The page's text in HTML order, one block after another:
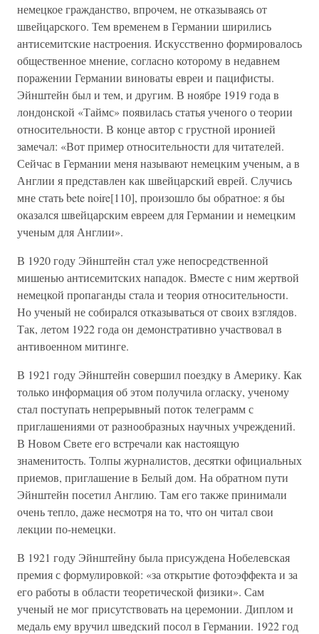
немецкое гражданство, впрочем, не отказываясь от
швейцарского. Тем временем в Германии ширились
антисемитские настроения. Искусственно формировалось
общественное мнение, согласно которому в недавнем
поражении Германии виноваты евреи и пацифисты.
Эйнштейн был и тем, и другим. В ноябре 1919 года в
лондонской «Таймс» появилась статья ученого о теории
относительности. В конце автор с грустной иронией
замечал: «Вот пример относительности для читателей.
Сейчас в Германии меня называют немецким ученым, а в
Англии я представлен как швейцарский еврей. Случись
мне стать bete noire[110], произошло бы обратное: я бы
оказался швейцарским евреем для Германии и немецким
ученым для Англии».
В 1920 году Эйнштейн стал уже непосредственной
мишенью антисемитских нападок. Вместе с ним жертвой
немецкой пропаганды стала и теория относительности.
Но ученый не собирался отказываться от своих взглядов.
Так, летом 1922 года он демонстративно участвовал в
антивоенном митинге.
В 1921 году Эйнштейн совершил поездку в Америку. Как
только информация об этом получила огласку, ученому
стал поступать непрерывный поток телеграмм с
приглашениями от разнообразных научных учреждений.
В Новом Свете его встречали как настоящую
знаменитость. Толпы журналистов, десятки официальных
приемов, приглашение в Белый дом. На обратном пути
Эйнштейн посетил Англию. Там его также принимали
очень тепло, даже несмотря на то, что он читал свои
лекции по-немецки.
В 1921 году Эйнштейну была присуждена Нобелевская
премия с формулировкой: «за открытие фотоэффекта и за
его работы в области теоретической физики». Сам
ученый не мог присутствовать на церемонии. Диплом и
медаль ему вручил шведский посол в Германии. 1922 год